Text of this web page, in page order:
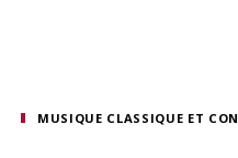
MUSIQUE CLASSIQUE ET